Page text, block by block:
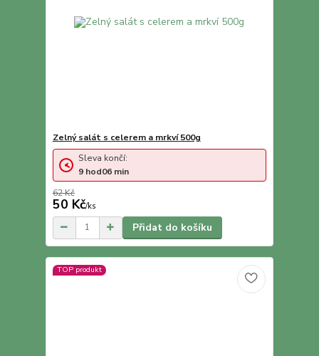
Zelný salát s celerem a mrkví 500g
62 Kč
50 Kč/ks
Sleva končí:
9 hod06 min
Přidat do košíku
TOP produkt